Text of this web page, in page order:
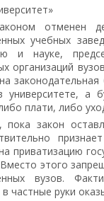
отменен
учебных
и науке,
организаций
университете, а
плати, либо
пока закон
приватизацию
этого
вузов.
частные руки